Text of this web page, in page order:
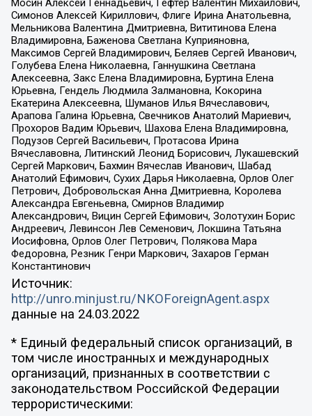
Мосин Алексей Геннадьевич, Гефтер Валентин Михайлович,
Симонов Алексей Кириллович, Флиге Ирина Анатольевна,
Мельникова Валентина Дмитриевна, Вититинова Елена
Владимировна, Баженова Светлана Куприяновна,
Максимов Сергей Владимирович, Беляев Сергей Иванович,
Голубева Елена Николаевна, Ганнушкина Светлана
Алексеевна, Закс Елена Владимировна, Буртина Елена
Юрьевна, Гендель Людмила Залмановна, Кокорина
Екатерина Алексеевна, Шуманов Илья Вячеславович,
Арапова Галина Юрьевна, Свечников Анатолий Мариевич,
Прохоров Вадим Юрьевич, Шахова Елена Владимировна,
Подузов Сергей Васильевич, Протасова Ирина
Вячеславовна, Литинский Леонид Борисович, Лукашевский
Сергей Маркович, Бахмин Вячеслав Иванович, Шабад
Анатолий Ефимович, Сухих Дарья Николаевна, Орлов Олег
Петрович, Добровольская Анна Дмитриевна, Королева
Александра Евгеньевна, Смирнов Владимир
Александрович, Вицин Сергей Ефимович, Золотухин Борис
Андреевич, Левинсон Лев Семенович, Локшина Татьяна
Иосифовна, Орлов Олег Петрович, Полякова Мара
Федоровна, Резник Генри Маркович, Захаров Герман
Константинович
Источник:
http://unro.minjust.ru/NKOForeignAgent.aspx
данные на 24.03.2022
* Единый федеральный список организаций, в
том числе иностранных и международных
организаций, признанных в соответствии с
законодательством Российской Федерации
террористическими: